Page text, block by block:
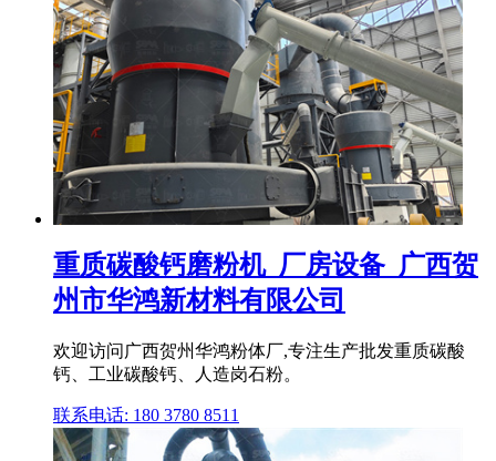
重质碳酸钙磨粉机_厂房设备_广西贺
州市华鸿新材料有限公司
欢迎访问广西贺州华鸿粉体厂,专注生产批发重质碳酸
钙、工业碳酸钙、人造岗石粉。
联系电话: 180 3780 8511